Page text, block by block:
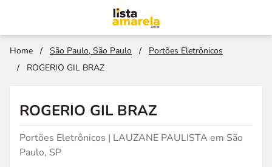
Home / São Paulo, São Paulo /
Portões Eletrônicos
/
ROGERIO GIL BRAZ
ROGERIO GIL BRAZ
Portões Eletrônicos | LAUZANE PAULISTA em São
Paulo, SP